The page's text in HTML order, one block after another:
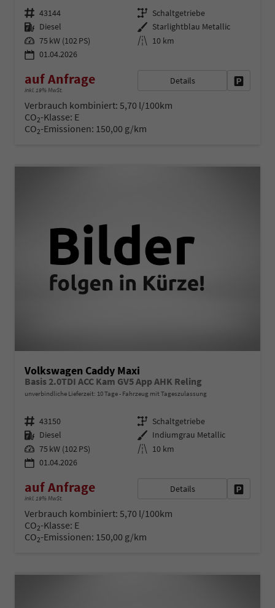
Fahrzeugnr. 43144 Getriebe Schaltgetriebe
Kraftstoff Diesel Außenfarbe Starlightblau Metallic
Leistung 75 kW (102 PS) Kilometerstand 10 km
01.04.2026
auf Anfrage
inkl. 19% MwSt.
Details
Verbrauch kombiniert: 5,70 l/100km
CO2-Klasse: E
CO2-Emissionen: 150,00 g/km
Volkswagen Caddy Maxi
Basis 2.0TDI ACC Kam GV5 App AHK Reling
unverbindliche Lieferzeit: 10 Tage Fahrzeug mit Tageszulassung
Fahrzeugnr. 43150 Getriebe Schaltgetriebe
Kraftstoff Diesel Außenfarbe Indiumgrau Metallic
Leistung 75 kW (102 PS) Kilometerstand 10 km
01.04.2026
auf Anfrage
inkl. 19% MwSt.
Details
Verbrauch kombiniert: 5,70 l/100km
CO2-Klasse: E
CO2-Emissionen: 150,00 g/km